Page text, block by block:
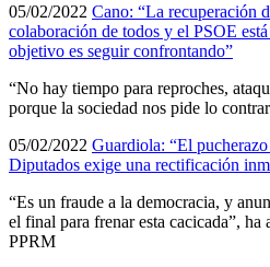
05/02/2022 Cano: “La recuperación
colaboración de todos y el PSOE
objetivo es seguir confrontando”
“No hay tiempo para reproches,
porque la sociedad nos pide lo
05/02/2022 Guardiola: “El
Diputados exige una rectificación
“Es un fraude a la democracia, y
el final para frenar esta cacicada”,
PPRM